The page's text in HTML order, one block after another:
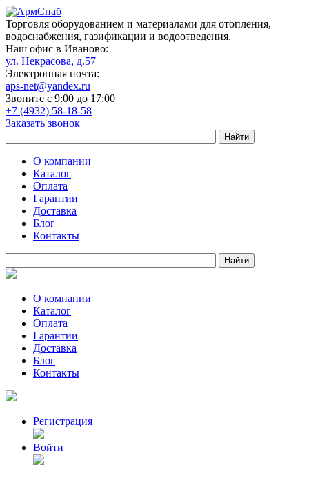
Торговля оборудованием и материалами для отопления,
водоснабжения, газификации и водоотведения.
Наш офис в Иваново:
ул. Некрасова, д.57
Электронная почта:
aps-net@yandex.ru
Звоните с 9:00 до 17:00
+7 (4932) 58-18-58
Заказать звонок
О компании
Каталог
Оплата
Гарантии
Доставка
Блог
Контакты
О компании
Каталог
Оплата
Гарантии
Доставка
Блог
Контакты
Регистрация
Войти